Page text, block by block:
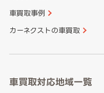
車買取事例
カーネクストの車買取
車買取対応地域一覧